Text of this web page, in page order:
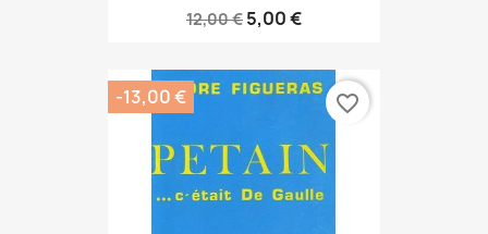
12,00 € 5,00 €
-13,00 € favorite_border